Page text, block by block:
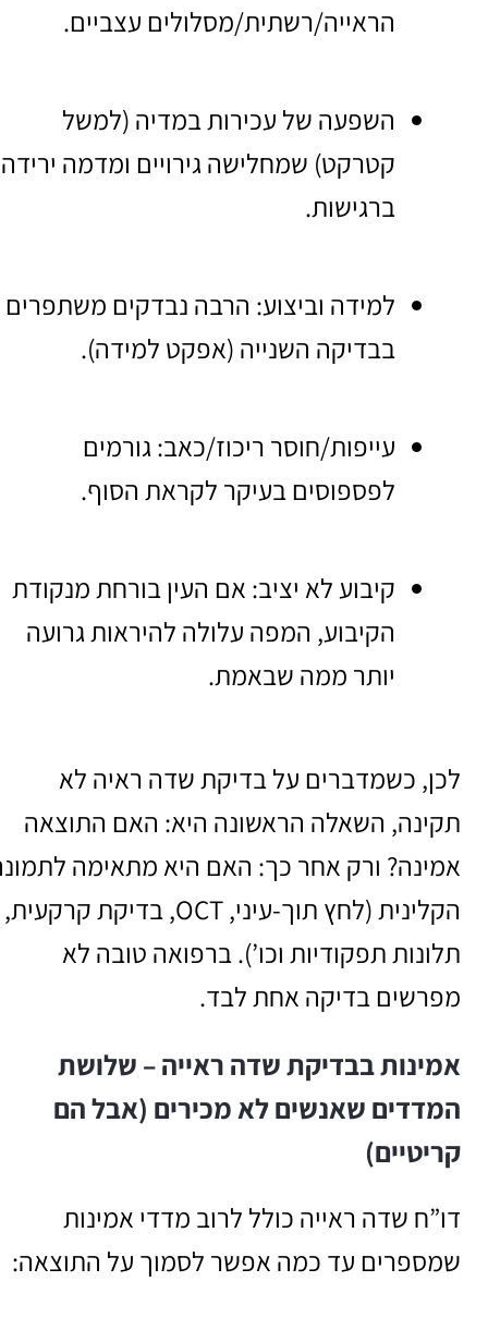
הראייה/רשתית/מסלולים עצביים.
השפעה של עכירות במדיה (למשל
קטרקט) שמחלישה גירויים ומדמה ירידה
ברגישות.
למידה וביצוע: הרבה נבדקים משתפרים
בבדיקה השנייה (אפקט למידה).
עייפות/חוסר ריכוז/כאב: גורמים
לפספוסים בעיקר לקראת הסוף.
קיבוע לא יציב: אם העין בורחת מנקודת
הקיבוע, המפה עלולה להיראות גרועה
יותר ממה שבאמת.
לכן, כשמדברים על בדיקת שדה ראיה לא
תקינה, השאלה הראשונה היא: האם התוצאה
אמינה? ורק אחר כך: האם היא מתאימה
הקלינית (לחץ תוך-עיני, OCT, בדיקת קרקעית,
תלונות תפקודיות וכו’). ברפואה טובה לא
מפרשים בדיקה אחת לבד.
אמינות בבדיקת שדה ראייה – שלושת
המדדים שאנשים לא מכירים (אבל הם
קריטיים)
דו”ח שדה ראייה כולל לרוב מדדי אמינות
שמספרים עד כמה אפשר לסמוך על התוצאה: